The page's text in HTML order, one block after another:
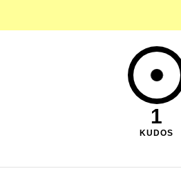
1
KUDOS